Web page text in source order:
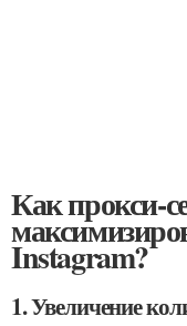
Как прокси-
Instagram?
1. Увеличение